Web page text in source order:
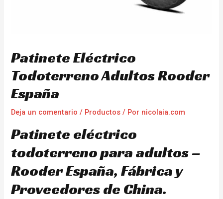
Patinete Eléctrico
Todoterreno Adultos Rooder
España
Deja un comentario / Productos / Por nicolaia.com
Patinete eléctrico
todoterreno para adultos –
Rooder España, Fábrica y
Proveedores de China.